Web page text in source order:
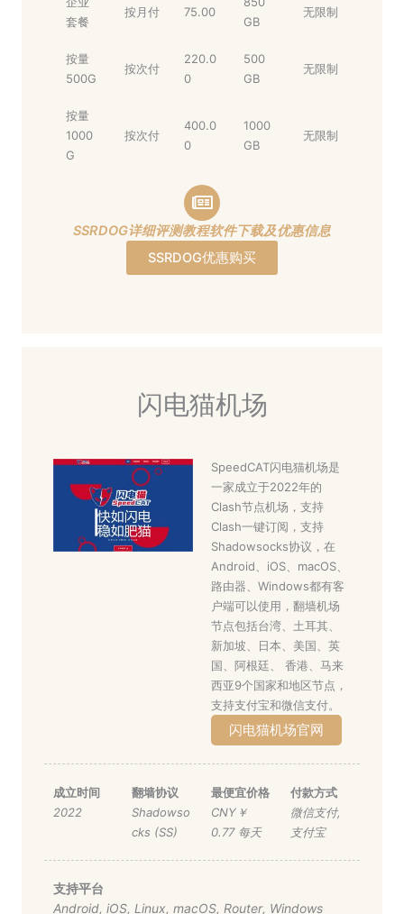
套餐
按月付 75.00
GB
无限制
按量
500G
按次付
220.0
0
500
GB
无限制
按量
1000
G
按次付
400.0
0
1000
GB
无限制
SSRDOG详细评测教程软件下载及优惠信息
SSRDOG优惠购买
闪电猫机场
SpeedCAT闪电猫机场是
一家成立于2022年的
Clash节点机场，支持
Clash一键订阅，支持
Shadowsocks协议，在
Android、iOS、macOS、
路由器、Windows都有客
户端可以使用，翻墙机场
节点包括台湾、土耳其、
新加坡、日本、美国、英
国、阿根廷、 香港、马来
西亚9个国家和地区节点，
支持支付宝和微信支付。
闪电猫机场官网
成立时间
2022
翻墙协议
Shadowso
cks (SS)
最便宜价格
CNY￥
0.77 每天
付款方式
微信支付,
支付宝
支持平台
Android, iOS, Linux, macOS, Router, Windows